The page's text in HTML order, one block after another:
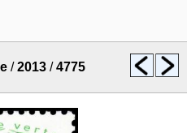
/2013 /4775